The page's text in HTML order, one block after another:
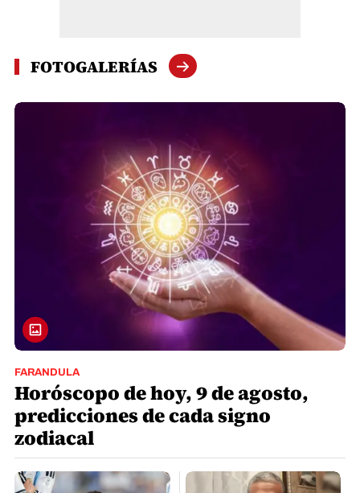
FOTOGALERÍAS
FARANDULA
Horóscopo de hoy, 9 de agosto,
predicciones de cada signo
zodiacal